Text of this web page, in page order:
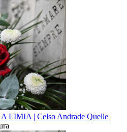
LIMIA | Celso Andrade Quelle